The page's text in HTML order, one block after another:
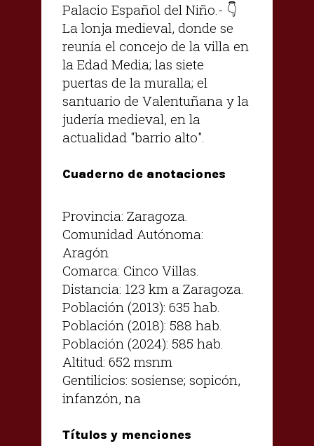
Palacio Español del Niño.- 👇
La lonja medieval, donde se
reunía el concejo de la villa en
la Edad Media; las siete
puertas de la muralla; el
santuario de Valentuñana y la
judería medieval, en la
actualidad "barrio alto".
Cuaderno de anotaciones
Provincia: Zaragoza.
Comunidad Autónoma:
Aragón
Comarca: Cinco Villas.
Distancia: 123 km a Zaragoza.
Población (2013): 635 hab.
Población (2018): 588 hab.
Población (2024): 585 hab.
Altitud: 652 msnm
Gentilicios: sosiense; sopicón,
infanzón, na
Títulos y menciones